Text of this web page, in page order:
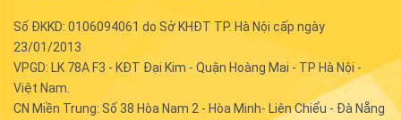
Số ĐKKD: 0106094061 do Sở KHĐT TP. Hà Nội cấp ngày
23/01/2013
VPGD: LK 78A F3 - KĐT Đại Kim - Quận Hoàng Mai - TP Hà Nội -
Việt Nam.
CN Miền Trung: Số 38 Hòa Nam 2 - Hòa Minh- Liên Chiểu - Đà Nẵng